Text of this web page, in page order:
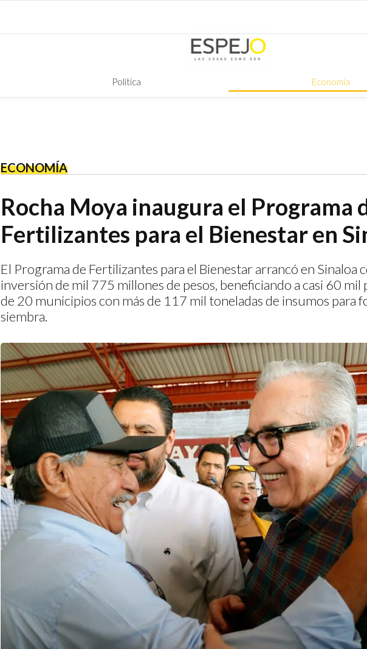
Política Economía
ECONOMÍA
Rocha Moya inaugura el Programa
Fertilizantes para el Bienestar en
El Programa de Fertilizantes para el Bienestar arrancó en Sinaloa
inversión de mil 775 millones de pesos, beneficiando a casi 60
de 20 municipios con más de 117 mil toneladas de insumos para
siembra.